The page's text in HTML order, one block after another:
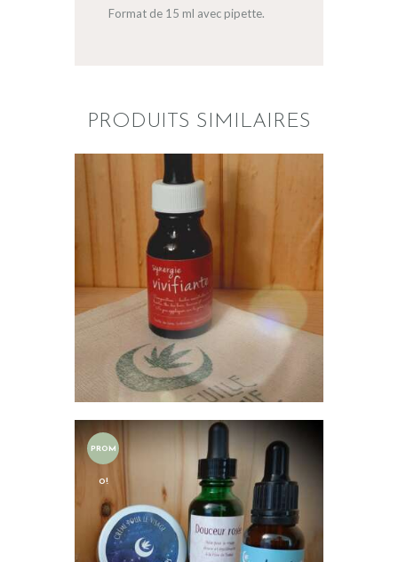
Format de 15 ml avec pipette.
PRODUITS SIMILAIRES
SYNERGIE VIVIFIANTE
$
AJOUTER AU PANIER
PROM
O!
TRIO SOIN DU VISAGE
00 $64.00